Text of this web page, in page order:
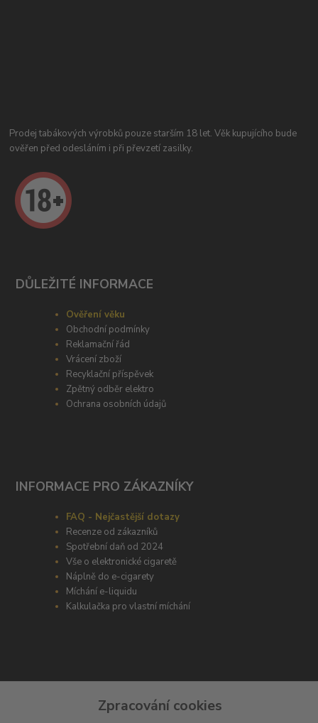
Prodej tabákových výrobků pouze starším 18 let. Věk kupujícího bude
ověřen před odesláním i při převzetí zasilky.
DŮLEŽITÉ INFORMACE
Ověření věku
Obchodní podmínky
Reklamační řád
Vrácení zboží
Recyklační příspěvek
Zpětný odběr elektro
Ochrana osobních údajů
INFORMACE PRO ZÁKAZNÍKY
FAQ - Nejčastější dotazy
Recenze od zákazníků
Spotřební daň od 2024
Vše o elektronické cigaretě
Náplně do e-cigarety
Míchání e-liquidu
Kalkulačka pro vlastní míchání
Zpracování cookies